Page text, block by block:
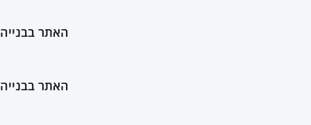
האתר בבנייה
האתר בבנייה